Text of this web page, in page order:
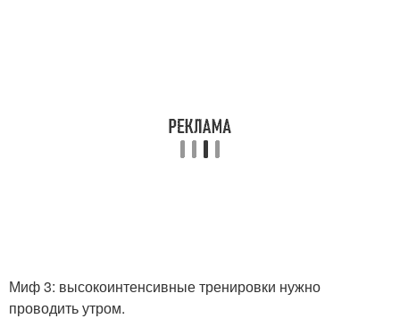
Миф 3: высокоинтенсивные тренировки нужно
проводить утром.